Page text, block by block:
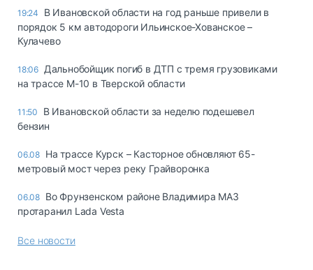
19:24
В Ивановской области на год раньше привели в
порядок 5 км автодороги Ильинское-Хованское –
Кулачево
18:06 Дальнобойщик погиб в ДТП с тремя грузовиками
на трассе М-10 в Тверской области
11:50
В Ивановской области за неделю подешевел
бензин
06.08 На трассе Курск – Касторное обновляют 65-
метровый мост через реку Грайворонка
06.08 Во Фрунзенском районе Владимира МАЗ
протаранил Lada Vesta
Все новости